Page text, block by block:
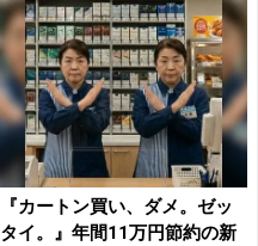
『カートン買い、ダメ。ゼッ
タイ。』年間11万円節約の新